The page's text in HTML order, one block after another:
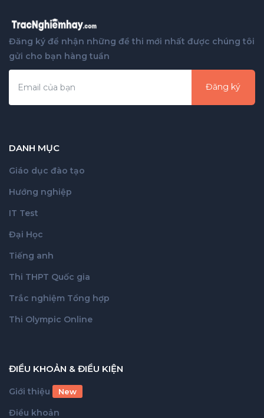
Đăng ký để nhận những đề thi mới nhất được chúng tôi
gửi cho bạn hàng tuần
Đăng ký
DANH MỤC
Giáo dục đào tạo
Hướng nghiệp
IT Test
Đại Học
Tiếng anh
Thi THPT Quốc gia
Trắc nghiệm Tổng hợp
Thi Olympic Online
ĐIỀU KHOẢN & ĐIỀU KIỆN
Giới thiệu New
Điều khoản